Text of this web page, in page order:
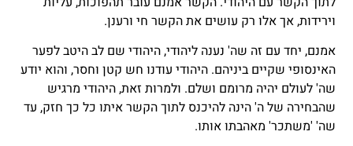
וירידות, אך אלו רק עושים את הקשר חי ורענן.
אמנם, יחד עם זה שה' נענה ליהודי, היהודי שם לב היטב לפער
האינסופי שקיים ביניהם. היהודי עודנו חש קטן וחסר, והוא יודע
שה' לעולם יהיה מרומם ושלם. ולמרות זאת, היהודי מרגיש
שהבחירה של ה' הינה להיכנס לתוך הקשר איתו כל כך חזק, עד
שה' 'משתכר' מאהבתו אותו.